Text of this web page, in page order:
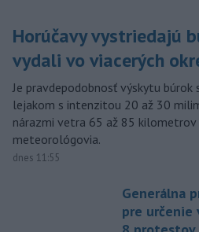
Horúčavy vystriedajú
vydali vo viacerých
Je pravdepodobnosť výskytu búrok
lejakom s intenzitou 20 až 30
nárazmi vetra 65 až 85 kilometrov
meteorológovia.
dnes 11:55
Generálna
pre určenie